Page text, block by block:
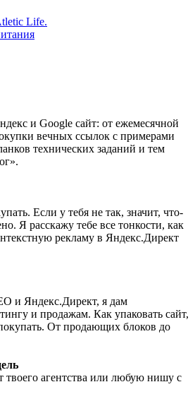
Life.
и Google сайт: от ежемесячной
вечных ссылок с примерами
технических заданий и тем
Если у тебя не так, значит, что-
Я расскажу тебе все тонкости, как
рекламу в Яндекс.Директ
и Яндекс.Директ, я дам
и продажам. Как упаковать сайт,
От продающих блоков до
агентства или любую нишу с